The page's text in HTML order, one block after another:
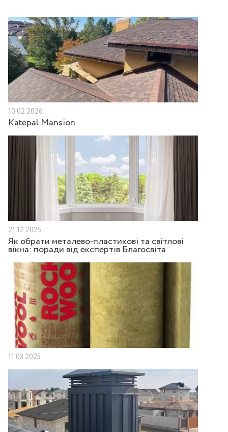
10.02.2026
Katepal Mansion
21.12.2025
Як обрати металево-пластикові та світлові
вікна: поради від експертів Благосвіта
11.03.2025